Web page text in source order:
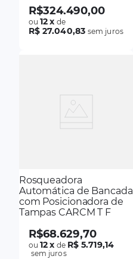
R$324.490,00
ou12x de
R$ 27.040,83 sem juros
Rosqueadora
Automática de Bancada
com Posicionadora de
Tampas CARCM T F
R$68.629,70
ou12x de R$ 5.719,14
sem juros